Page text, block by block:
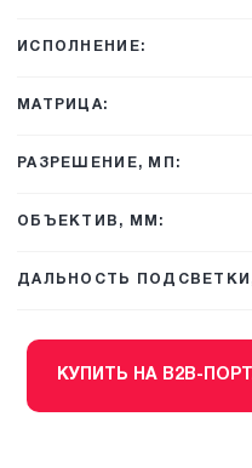
ИСПОЛНЕНИЕ:
МАТРИЦА:
РАЗРЕШЕНИЕ, МП:
ОБЪЕКТИВ, ММ:
ДАЛЬНОСТЬ
КУПИТЬ НА B2B-